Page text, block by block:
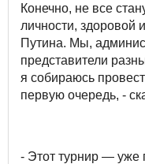
Конечно, не все
личности, здоровой
Путина. Мы,
представители
я собираюсь
первую очередь, -
- Этот турнир — уже